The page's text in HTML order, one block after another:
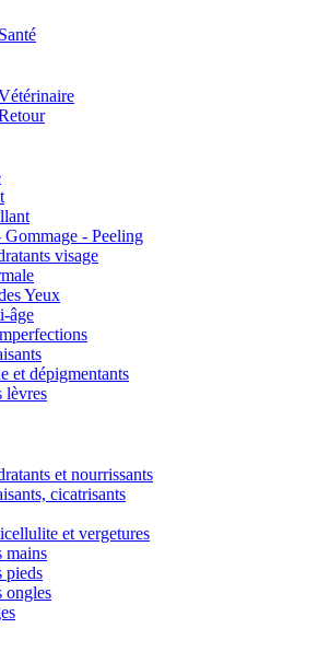
Santé
Gommage - Peeling
visage
Yeux
âge
et dépigmentants
lèvres
et nourrissants
cicatrisants
et vergetures
mains
pieds
ongles